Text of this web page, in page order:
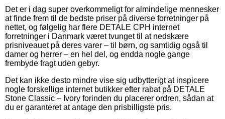
Det er i dag super overkommeligt for almindelige mennesker
at finde frem til de bedste priser på diverse forretninger på
nettet, og følgelig har flere DETALE CPH internet
forretninger i Danmark været tvunget til at nedskære
prisniveauet på deres varer – til børn, og samtidig også til
damer og herrer – en hel del, og endda nogle gange
frembyde fragt uden gebyr.
Det kan ikke desto mindre vise sig udbytterigt at inspicere
nogle forskellige internet butikker efter rabat på DETALE
Stone Classic – Ivory forinden du placerer ordren, sådan at
du er garanteret at antage den prisbilligste pris.